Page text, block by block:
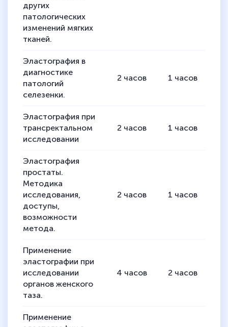
других
патологических
изменений мягких
тканей.
Эластография в
диагностике
патологий
селезенки.
2 часов 1 часов
Эластография при
трансректальном
исследовании
2 часов 1 часов
Эластография
простаты.
Методика
исследования,
доступы,
возможности
метода.
2 часов 1 часов
Применение
эластографии при
исследовании
органов женского
таза.
4 часов 2 часов
Применение